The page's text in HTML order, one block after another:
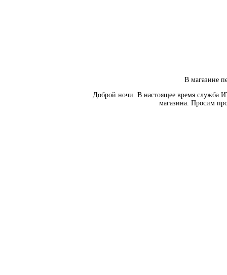
В магазине
Доброй ночи. В настоящее время служба
магазина. Просим